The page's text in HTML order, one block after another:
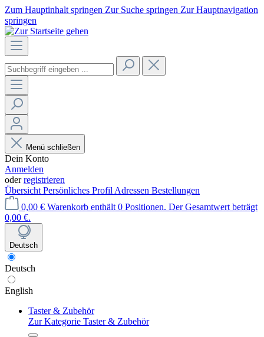
Zum Hauptinhalt springen Zur Suche springen Zur Hauptnavigation
springen
Menü schließen
Dein Konto
Anmelden
oderregistrieren
Übersicht Persönliches Profil Adressen Bestellungen
0,00 € Warenkorb enthält 0 Positionen. Der Gesamtwert beträgt
0,00 €.
Deutsch
Deutsch
English
Taster & Zubehör
Zur Kategorie Taster & Zubehör